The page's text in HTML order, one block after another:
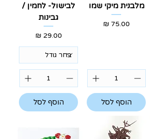
מלבנית מיקי שמו
מחיר
הוסף לסל
לבישול- לחמין /
גבינות
מחיר
הוסף לסל